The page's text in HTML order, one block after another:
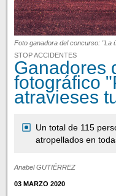
Foto ganadora del concurso: "La
STOP ACCIDENTES
Ganadores
fotográfico
atravieses
Un total de 115
atropellados en
Anabel GUTIÉRREZ
03 MARZO 2020